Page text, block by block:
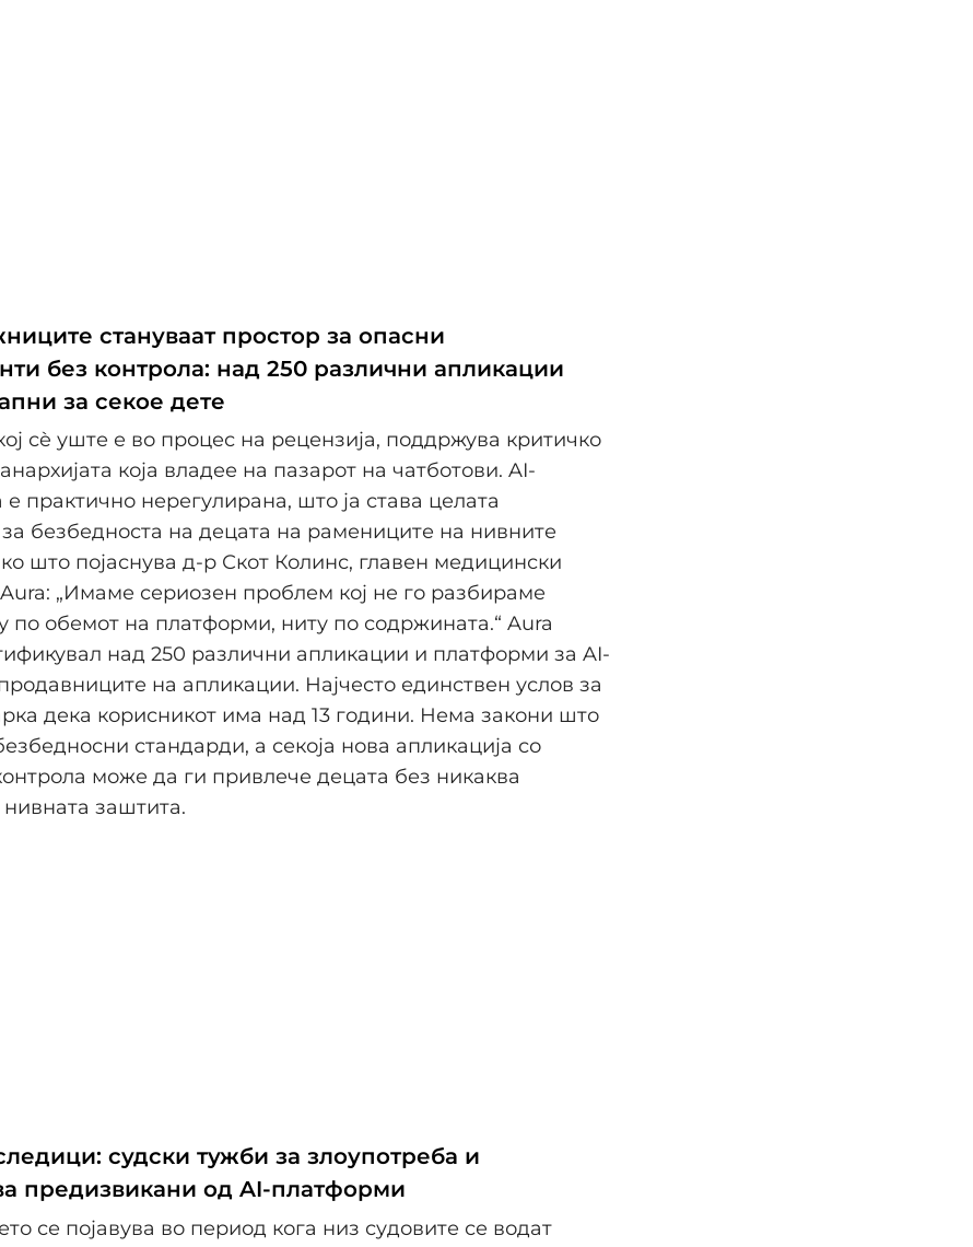
стануваат простор за опасни
без контрола: над 250 различни апликации
за секое дете
сè уште е во процес на рецензија, поддржува критичко
која владее на пазарот на чатботови. AI-
е практично нерегулирана, што ја става целата
безбедноста на децата на рамениците на нивните
што појаснува д-р Скот Колинс, главен медицински
„Имаме сериозен проблем кој не го разбираме
по обемот на платформи, ниту по содржината.“ Aura
над 250 различни апликации и платформи за AI-
на апликации. Најчесто единствен услов за
дека корисникот има над 13 години. Нема закони што
стандарди, а секоја нова апликација со
може да ги привлече децата без никаква
нивната заштита.
судски тужби за злоупотреба и
предизвикани од AI-платформи
се појавува во период кога низ судовите се водат